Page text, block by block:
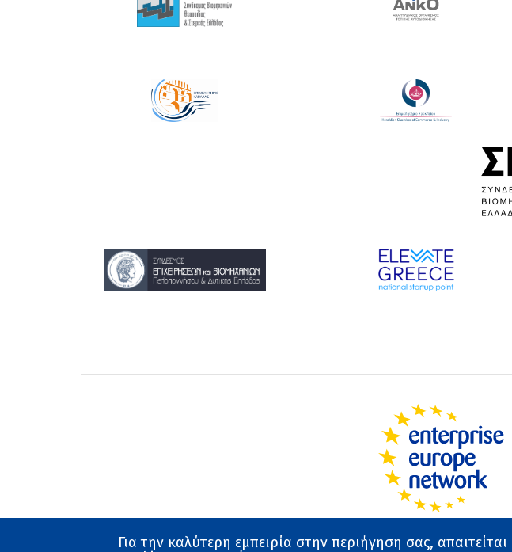
Για την καλύτερη εμπειρία στην περιήγηση σας,